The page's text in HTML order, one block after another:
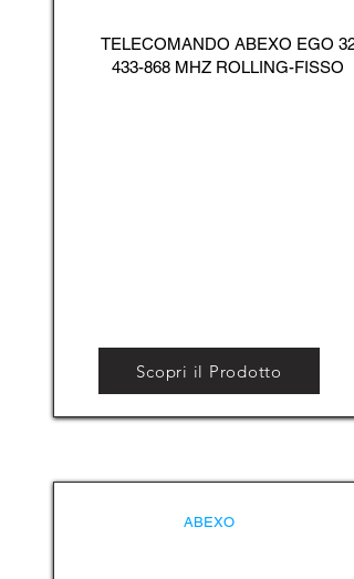
TELECOMANDO ABEXO EGO 32
433-868 MHZ ROLLING-FISSO
Scopri il Prodotto
ABEXO